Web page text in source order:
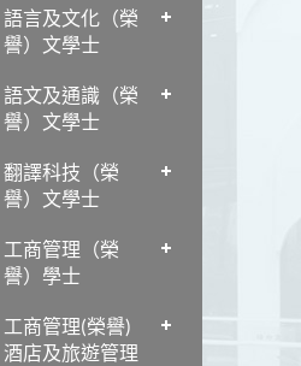
語言及文化（榮
譽）文學士
語文及通識（榮
譽）文學士
翻譯科技（榮
譽）文學士
工商管理（榮
譽）學士
工商管理(榮譽)
酒店及旅遊管理